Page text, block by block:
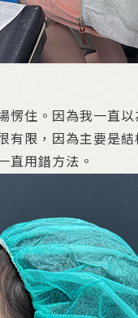
愣住。因為我一直以
有限，因為主要是
直用錯方法。